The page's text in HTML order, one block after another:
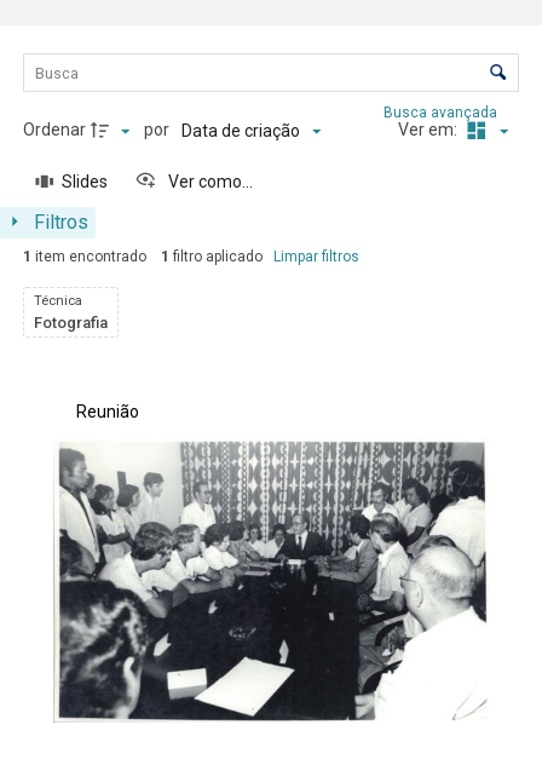
Lista de itens
Controle de ordenação e visualização
Filtros
Busca avançada
Ordenar por Data de criação Ver em:
Slides Ver como...
1 item encontrado 1 filtro aplicado Limpar filtros
Técnica
Fotografia
Resultados da lista de itens
Reunião